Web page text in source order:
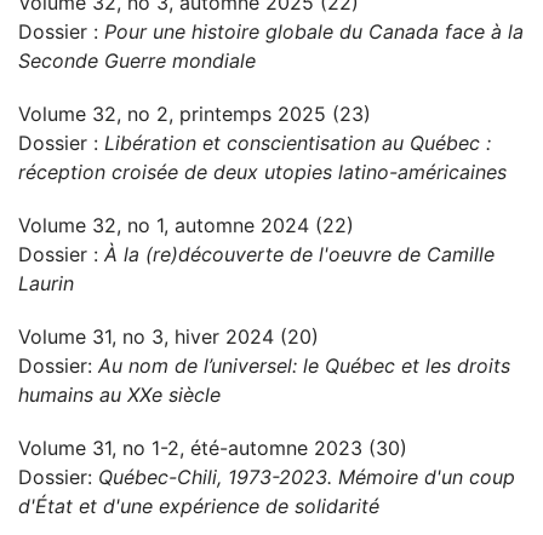
Dossier : Pour une histoire globale du Canada face à la
Seconde Guerre mondiale
Volume 32, no 2, printemps 2025 (23)
Dossier : Libération et conscientisation au Québec :
réception croisée de deux utopies latino-américaines
Volume 32, no 1, automne 2024 (22)
Dossier : À la (re)découverte de l'oeuvre de Camille
Laurin
Volume 31, no 3, hiver 2024 (20)
Dossier: Au nom de l’universel: le Québec et les droits
humains au XXe siècle
Volume 31, no 1-2, été-automne 2023 (30)
Dossier: Québec-Chili, 1973-2023. Mémoire d'un coup
d'État et d'une expérience de solidarité